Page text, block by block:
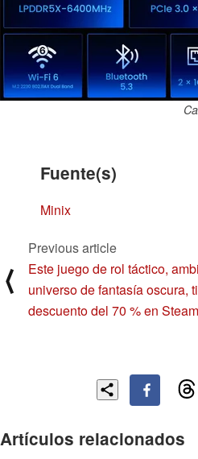
Fuente(s)
Minix
⟨
Previous article
Este juego de rol táctico,
universo de fantasía oscura,
descuento del 70 % en Steam
Artículos relacionados